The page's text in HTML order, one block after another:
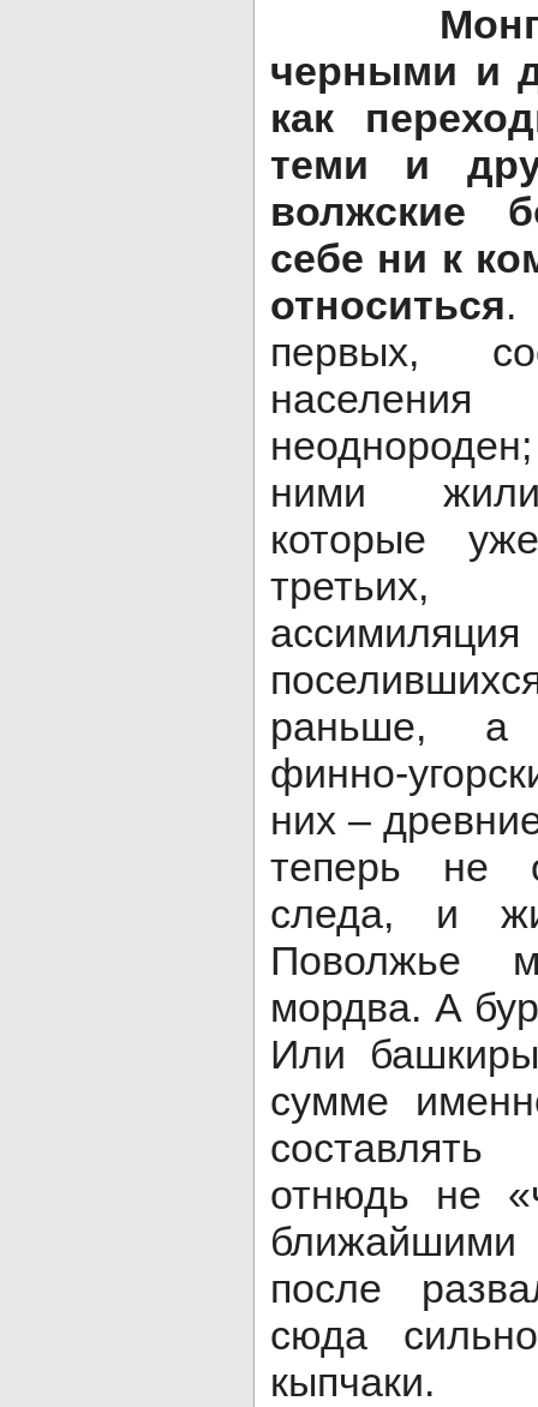
черными и
как
теми и
волжские
себе ни к
относиться.
первых,
ними жили
которые
раньше, а
финно-
них –
теперь не
следа, и
Поволжье
мордва. А
Или
сумме
отнюдь не
после
сюда
кыпчаки.